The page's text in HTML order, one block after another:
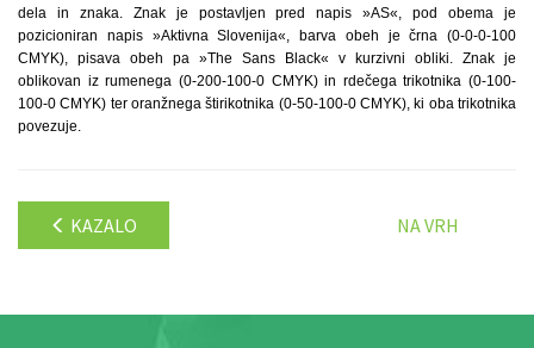
dela in znaka. Znak je postavljen pred napis »AS«, pod obema je
pozicioniran napis »Aktivna Slovenija«, barva obeh je črna (0-0-0-100
CMYK), pisava obeh pa »The Sans Black« v kurzivni obliki. Znak je
oblikovan iz rumenega (0-200-100-0 CMYK) in rdečega trikotnika (0-100-
100-0 CMYK) ter oranžnega štirikotnika (0-50-100-0 CMYK), ki oba trikotnika
povezuje.
KAZALO NA VRH